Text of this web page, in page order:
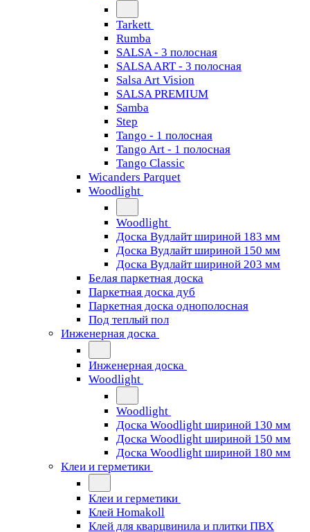
Tarkett
Rumba
SALSA - 3 полосная
SALSA ART - 3 полосная
Salsa Art Vision
SALSA PREMIUM
Samba
Step
Tango - 1 полосная
Tango Art - 1 полосная
Tango Classiс
Wicanders Parquet
Woodlight
Woodlight
Доска Вудлайт шириной 183 мм
Доска Вудлайт шириной 150 мм
Доска Вудлайт шириной 203 мм
Белая паркетная доска
Паркетная доска дуб
Паркетная доска однополосная
Под теплый пол
Инженерная доска
Инженерная доска
Woodlight
Woodlight
Доска Woodlight шириной 130 мм
Доска Woodlight шириной 150 мм
Доска Woodlight шириной 180 мм
Клеи и герметики
Клеи и герметики
Клей Homakoll
Клей для кварцвинила и плитки ПВХ